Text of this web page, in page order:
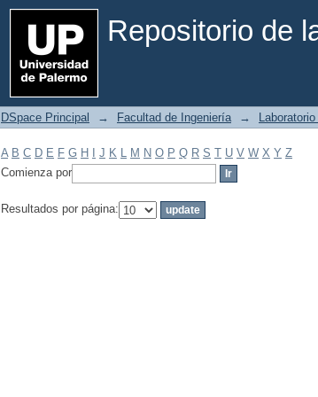
Repositorio de
Filtrar por: Materia
DSpace Principal → Facultad de Ingeniería →
A B C D E F G H J K L M N O P Q R S T U V W X Y Z
Comienza por
Resultados por página: